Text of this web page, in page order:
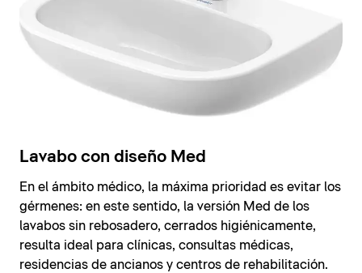
Lavabo con diseño Med
En el ámbito médico, la máxima prioridad es evitar los
gérmenes: en este sentido, la versión Med de los
lavabos sin rebosadero, cerrados higiénicamente,
resulta ideal para clínicas, consultas médicas,
residencias de ancianos y centros de rehabilitación.